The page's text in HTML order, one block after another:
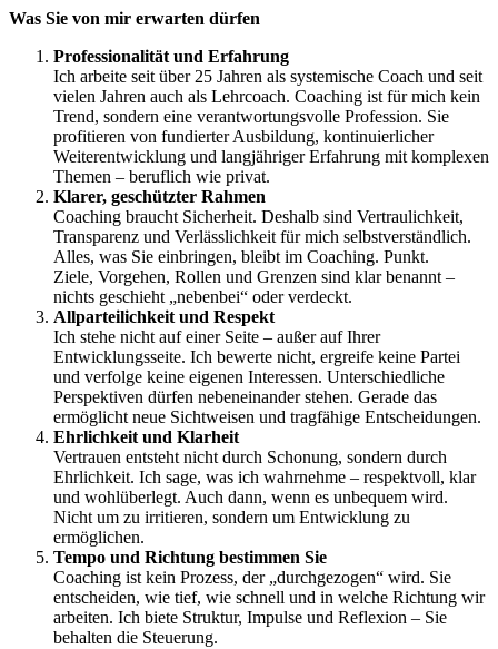
Was Sie von mir erwarten dürfen
Professionalität und Erfahrung
Ich arbeite seit über 25 Jahren als systemische Coach und seit
vielen Jahren auch als Lehrcoach. Coaching ist für mich kein
Trend, sondern eine verantwortungsvolle Profession. Sie
profitieren von fundierter Ausbildung, kontinuierlicher
Weiterentwicklung und langjähriger Erfahrung mit komplexen
Themen – beruflich wie privat.
Klarer, geschützter Rahmen
Coaching braucht Sicherheit. Deshalb sind Vertraulichkeit,
Transparenz und Verlässlichkeit für mich selbstverständlich.
Alles, was Sie einbringen, bleibt im Coaching. Punkt.
Ziele, Vorgehen, Rollen und Grenzen sind klar benannt –
nichts geschieht „nebenbei“ oder verdeckt.
Allparteilichkeit und Respekt
Ich stehe nicht auf einer Seite – außer auf Ihrer
Entwicklungsseite. Ich bewerte nicht, ergreife keine Partei
und verfolge keine eigenen Interessen. Unterschiedliche
Perspektiven dürfen nebeneinander stehen. Gerade das
ermöglicht neue Sichtweisen und tragfähige Entscheidungen.
Ehrlichkeit und Klarheit
Vertrauen entsteht nicht durch Schonung, sondern durch
Ehrlichkeit. Ich sage, was ich wahrnehme – respektvoll, klar
und wohlüberlegt. Auch dann, wenn es unbequem wird.
Nicht um zu irritieren, sondern um Entwicklung zu
ermöglichen.
Tempo und Richtung bestimmen Sie
Coaching ist kein Prozess, der „durchgezogen“ wird. Sie
entscheiden, wie tief, wie schnell und in welche Richtung wir
arbeiten. Ich biete Struktur, Impulse und Reflexion – Sie
behalten die Steuerung.